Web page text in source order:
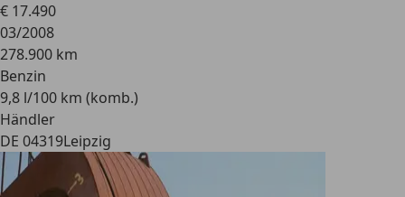
€ 17.490
03/2008
278.900 km
Benzin
9,8 l/100 km (komb.)
Händler
DE 04319Leipzig